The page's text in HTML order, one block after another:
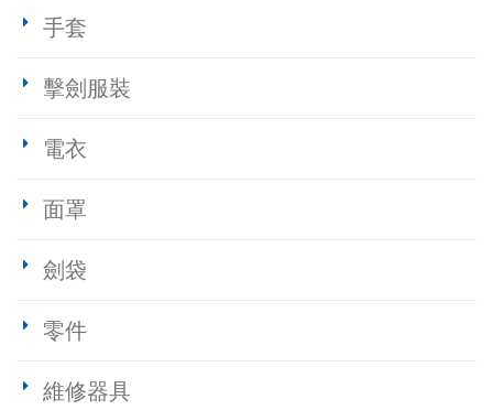
手套
擊劍服裝
電衣
面罩
劍袋
零件
維修器具